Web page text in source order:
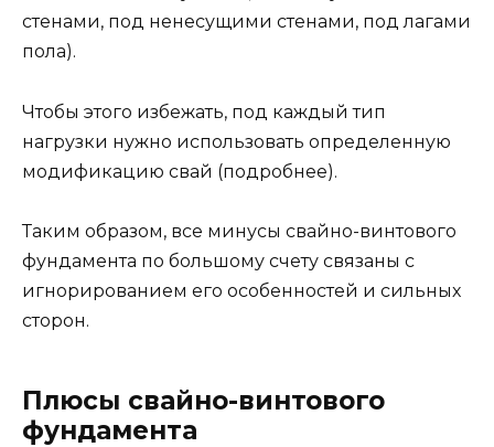
стенами, под ненесущими стенами, под лагами
пола).
Чтобы этого избежать, под каждый тип
нагрузки нужно использовать определенную
модификацию свай (подробнее).
Таким образом, все минусы свайно-винтового
фундамента по большому счету связаны с
игнорированием его особенностей и сильных
сторон.
Плюсы свайно-винтового
фундамента